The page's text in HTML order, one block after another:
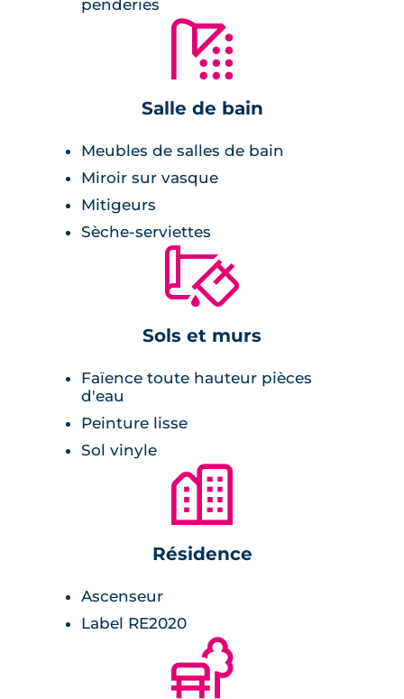
pièces, sont équipés de technologies
modernes, et chauffés par une pompe à
chaleur collective. Le programme est
conforme aux normes RE2020, garantissant
une efficacité énergétique exceptionnelle. Les
l'expérience de vie en apportant une touche
de nature.
penderies
🚿
Salle de bain
Meubles de salles de bain
Miroir sur vasque
Mitigeurs
Sèche-serviettes
🔨
Sols et murs
Faïence toute hauteur pièces
d'eau
Peinture lisse
Sol vinyle
🏙
Résidence
Ascenseur
Label RE2020
🌲